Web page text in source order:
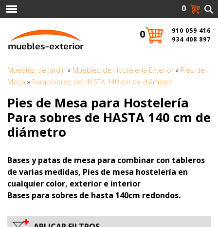
Muebles de Jardín » Muebles de Hostelería Exterior» Pies de
Mesa » Para sobres de HASTA 140 cm de diámetro
Pies de Mesa para Hostelería
Para sobres de HASTA 140 cm de
diámetro
Bases y patas de mesa para combinar con tableros
de varias medidas, Pies de mesa hostelería en
cualquier color, exterior e interior
Bases para sobres de hasta 140cm redondos.
+
910 059 416
934 408 897
0
0